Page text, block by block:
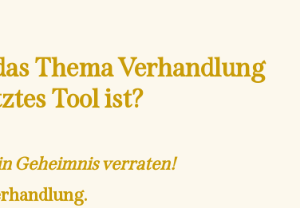
Thema Verhandlung
Tool ist?
Geheimnis verraten!